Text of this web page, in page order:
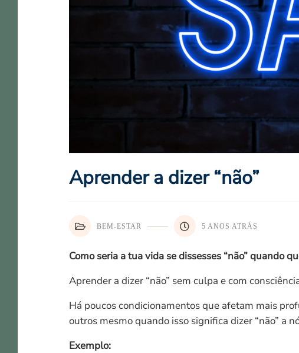
Aprender a dizer “não”
BEM-ESTAR 5 ANOS ATRÁS
Como seria a tua vida se dissesses “não” quando
Aprender a dizer “não” sem culpa e com
Há poucos condicionamentos que afetam mais
outros mesmo quando isso significa dizer “não” a
Exemplo: